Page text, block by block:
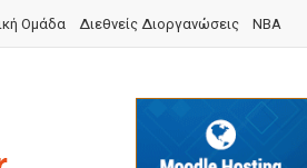
Ομάδα Διεθνείς Διοργανώσεις NBA